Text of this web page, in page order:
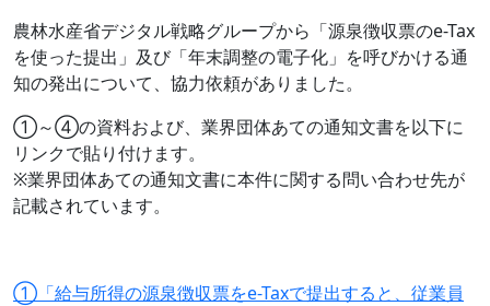
農林水産省デジタル戦略グループから「源泉徴収票のe-Tax
を使った提出」及び「年末調整の電子化」を呼びかける通
知の発出について、協力依頼がありました。
①～④の資料および、業界団体あての通知文書を以下に
リンクで貼り付けます。
※業界団体あての通知文書に本件に関する問い合わせ先が
記載されています。
①「給与所得の源泉徴収票をe-Taxで提出すると、従業員